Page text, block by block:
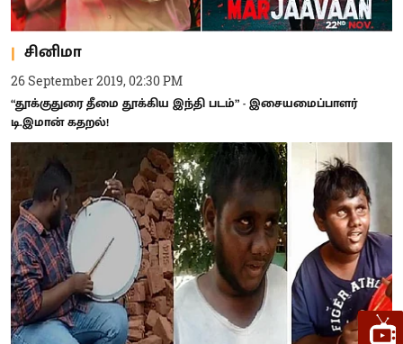
சினிமா
26 September 2019, 02:30 PM
“தூக்குதுரை தீமை தூக்கிய இந்தி படம்” - இசையமைப்பாளர்
டி.இமான் கதறல்!